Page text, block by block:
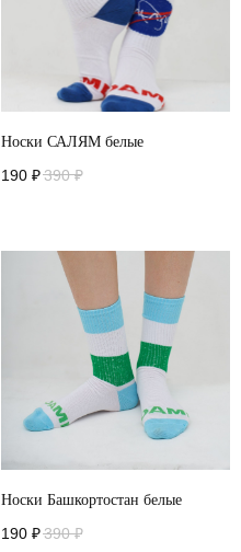
Носки САЛЯМ белые
190 ₽390 ₽
Носки Башкортостан белые
190 ₽390 ₽